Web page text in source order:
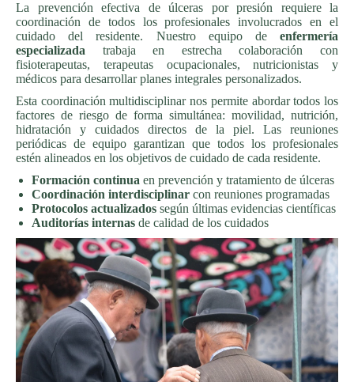
La prevención efectiva de úlceras por presión requiere la
coordinación de todos los profesionales involucrados en el
cuidado del residente. Nuestro equipo de enfermería
especializada trabaja en estrecha colaboración con
fisioterapeutas, terapeutas ocupacionales, nutricionistas y
médicos para desarrollar planes integrales personalizados.
Esta coordinación multidisciplinar nos permite abordar todos los
factores de riesgo de forma simultánea: movilidad, nutrición,
hidratación y cuidados directos de la piel. Las reuniones
periódicas de equipo garantizan que todos los profesionales
estén alineados en los objetivos de cuidado de cada residente.
Formación continua en prevención y tratamiento de úlceras
Coordinación interdisciplinar con reuniones programadas
Protocolos actualizados según últimas evidencias científicas
Auditorías internas de calidad de los cuidados